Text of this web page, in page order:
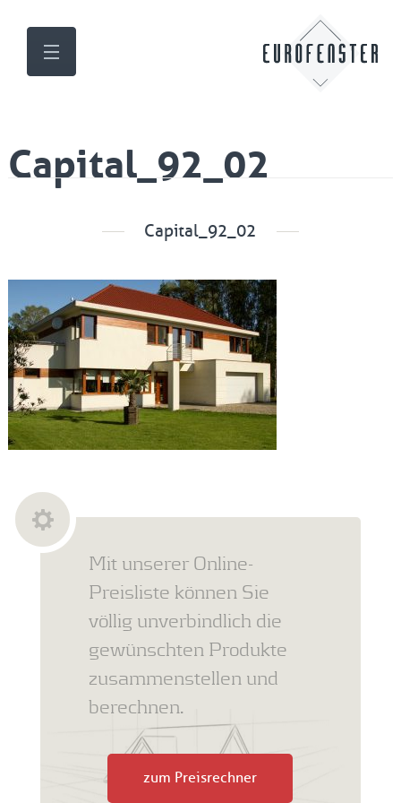
Capital_92_02
Capital_92_02
Mit unserer Online-
Preisliste können Sie
völlig unverbindlich die
gewünschten Produkte
zusammenstellen und
berechnen.
zum Preisrechner